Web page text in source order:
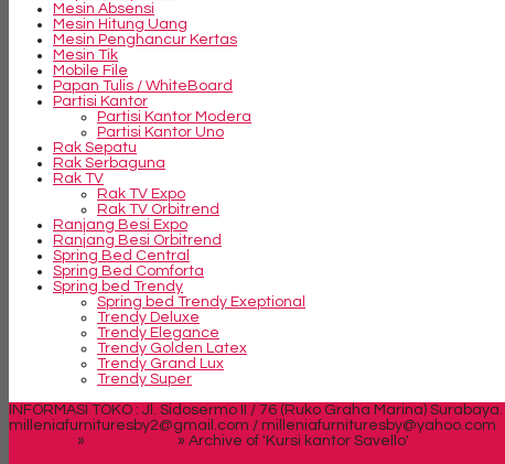
Mesin Absensi
Mesin Hitung Uang
Mesin Penghancur Kertas
Mesin Tik
Mobile File
Papan Tulis / WhiteBoard
Partisi Kantor
Partisi Kantor Modera
Partisi Kantor Uno
Rak Sepatu
Rak Serbaguna
Rak TV
Rak TV Expo
Rak TV Orbitrend
Ranjang Besi Expo
Ranjang Besi Orbitrend
Spring Bed Central
Spring Bed Comforta
Spring bed Trendy
Spring bed Trendy Exeptional
Trendy Deluxe
Trendy Elegance
Trendy Golden Latex
Trendy Grand Lux
Trendy Super
INFORMASI TOKO : Jl. Sidosermo II / 76 (Ruko Graha Marina) Surabaya.
milleniafurnituresby2@gmail.com / milleniafurnituresby@yahoo.com
» » Archive of 'Kursi kantor Savello'